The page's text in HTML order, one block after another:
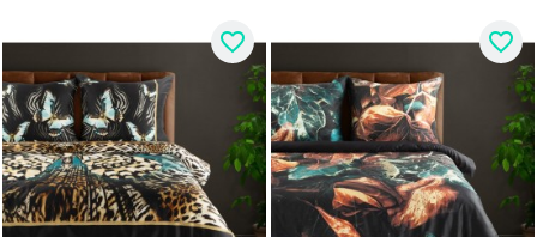
favorite_border favorite_border